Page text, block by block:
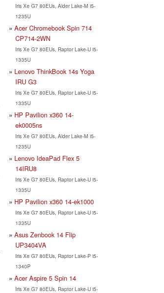
Iris Xe G7 80EUs, Alder Lake-M i5-
1235U
Acer Chromebook Spin 714
CP714-2WN
Iris Xe G7 80EUs, Raptor Lake-U i5-
1335U
Lenovo ThinkBook 14s Yoga
IRU G3
Iris Xe G7 80EUs, Raptor Lake-U i5-
1335U
HP Pavilion x360 14-
ek0005ns
Iris Xe G7 80EUs, Alder Lake-M i5-
1235U
Lenovo IdeaPad Flex 5
14IRU8
Iris Xe G7 80EUs, Raptor Lake-U i5-
1335U
HP Pavilion x360 14-ek1000
Iris Xe G7 80EUs, Raptor Lake-U i5-
1335U
Asus Zenbook 14 Flip
UP3404VA
Iris Xe G7 80EUs, Raptor Lake-P i5-
1340P
Acer Aspire 5 Spin 14
Iris Xe G7 80EUs, Raptor Lake-U i5-